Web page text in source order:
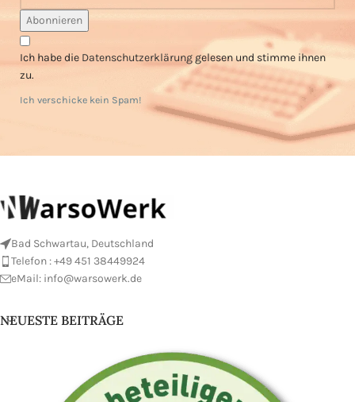
Ich habe die Datenschutzerklärung gelesen und stimme ihnen
zu.
Ich verschicke kein Spam!
Bad Schwartau, Deutschland
Telefon : +49 451 38449924
eMail: info@warsowerk.de
NEUESTE BEITRÄGE